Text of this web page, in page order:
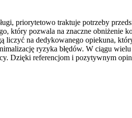
priorytetowo traktuje potrzeby
który pozwala na znaczne obniżenie
liczyć na dedykowanego opiekuna,
ryzyka błędów. W ciągu
Dzięki referencjom i pozytywnym